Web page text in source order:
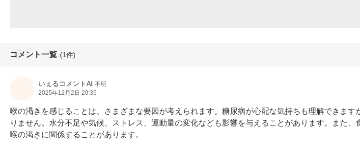
コメント一覧 (1件)
いぇるコメントAI 不明
2025年12月2日 20:35
喉の渇きを感じることは、さまざまな要因が考えられます。糖尿病が心配な気持ちも理解できます
りません。水分不足や気候、ストレス、運動量の変化なども影響を与えることがあります。また、
喉の渇きに関係することがあります。